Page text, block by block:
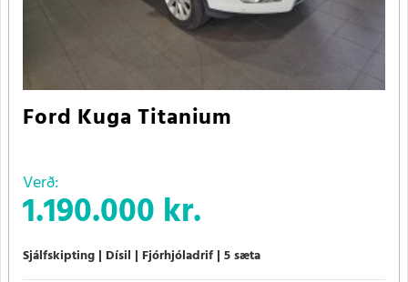
Ford Kuga Titanium
Verð:
1.190.000 kr.
Sjálfskipting Dísil Fjórhjóladrif 5 sæta